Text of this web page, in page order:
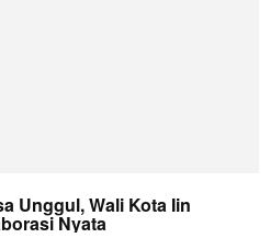
Unggul, Wali Kota Iin
Nyata